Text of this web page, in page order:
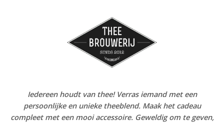
Iedereen houdt van thee! Verras iemand met een
persoonlijke en unieke theeblend. Maak het cadeau
compleet met een mooi accessoire. Geweldig om te geven,